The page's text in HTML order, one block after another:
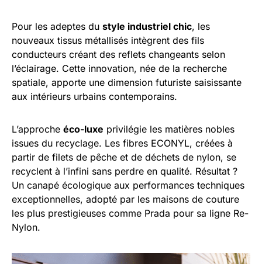
Pour les adeptes du style industriel chic, les
nouveaux tissus métallisés intègrent des fils
conducteurs créant des reflets changeants selon
l’éclairage. Cette innovation, née de la recherche
spatiale, apporte une dimension futuriste saisissante
aux intérieurs urbains contemporains.
L’approche éco-luxe privilégie les matières nobles
issues du recyclage. Les fibres ECONYL, créées à
partir de filets de pêche et de déchets de nylon, se
recyclent à l’infini sans perdre en qualité. Résultat ?
Un canapé écologique aux performances techniques
exceptionnelles, adopté par les maisons de couture
les plus prestigieuses comme Prada pour sa ligne Re-
Nylon.